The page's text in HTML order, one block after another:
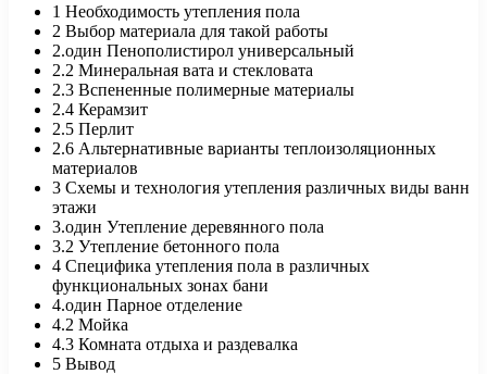
1 Необходимость утепления пола
2 Выбор материала для такой работы
2.один Пенополистирол универсальный
2.2 Минеральная вата и стекловата
2.3 Вспененные полимерные материалы
2.4 Керамзит
2.5 Перлит
2.6 Альтернативные варианты теплоизоляционных
материалов
3 Схемы и технология утепления различных виды ванн
этажи
3.один Утепление деревянного пола
3.2 Утепление бетонного пола
4 Специфика утепления пола в различных
функциональных зонах бани
4.один Парное отделение
4.2 Мойка
4.3 Комната отдыха и раздевалка
5 Вывод